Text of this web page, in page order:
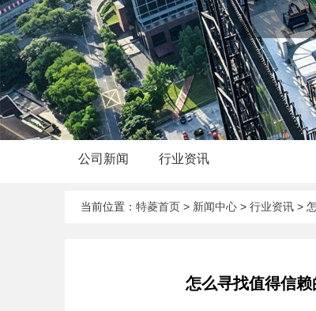
公司新闻 行业资讯
当前位置： 特菱首页 > 新闻中心 > 行业资讯 >
怎么寻找值得信